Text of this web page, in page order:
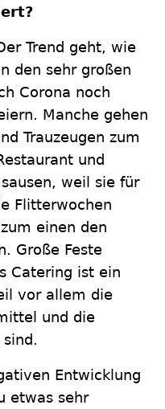
Trend geht, wie
den sehr großen
Corona noch
Manche gehen
Trauzeugen zum
und
weil sie für
Flitterwochen
einen den
Große Feste
Catering ist ein
vor allem die
und die
Entwicklung
etwas sehr